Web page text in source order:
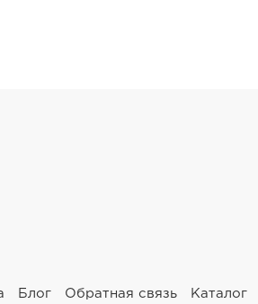
Блог Обратная связь Каталог